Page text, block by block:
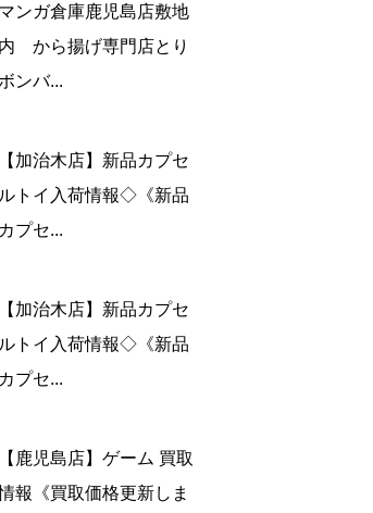
マンガ倉庫鹿児島店敷地
内 から揚げ専門店とり
ボンバ...
【加治木店】新品カプセ
ルトイ入荷情報◇《新品
カプセ...
【加治木店】新品カプセ
ルトイ入荷情報◇《新品
カプセ...
【鹿児島店】ゲーム 買取
報《買取価格更新しま